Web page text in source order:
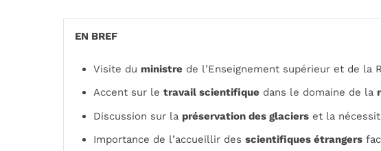
EN BREF
Visite du ministre de l’Enseignement supérieur et de la
Accent sur le travail scientifique dans le domaine de la
Discussion sur la préservation des glaciers et la
Importance de l’accueillir des scientifiques étrangers